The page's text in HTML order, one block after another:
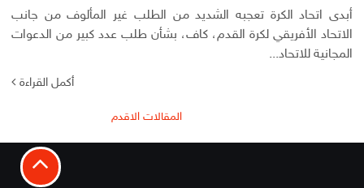
أبدى اتحاد الكرة تعجبه الشديد من الطلب غير المألوف من جانب
الاتحاد الأفريقي لكرة القدم، كاف، بشأن طلب عدد كبير من الدعوات
المجانية للاتحاد...
أكمل القراءة
المقالات
المقالات الاقدم